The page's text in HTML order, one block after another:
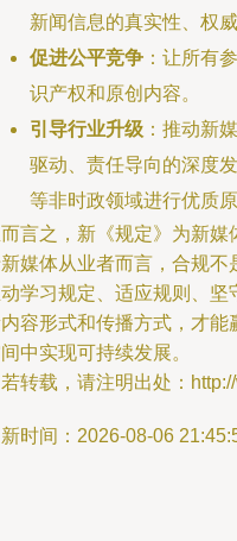
新闻信息的真实性、权
促进公平竞争 ：让所有
识产权和原创内容。
引导行业升级 ：推动新
驱动、责任导向的深度
等非时政领域进行优质原
言之，新《规定》为新媒
媒体从业者而言，合规
学习规定、适应规则、
容形式和传播方式，才
中实现可持续发展。
转载，请注明出处：
时间：2026-08-06